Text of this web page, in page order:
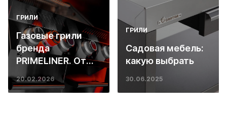
ГРИЛИ
Газовые грили
бренда
PRIMELINER. От
основ инженерии
до ресторанных
20.02.2026
ГРИЛИ
Садовая мебель:
какую выбрать
30.06.2025